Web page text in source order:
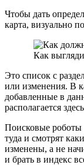
Чтобы дать
карта, визуально
Как
Это список с
или изменения. В
добавленные в
располагается
Поисковые роботы
туда и смотрят
изменены, а не
и брать в индекс